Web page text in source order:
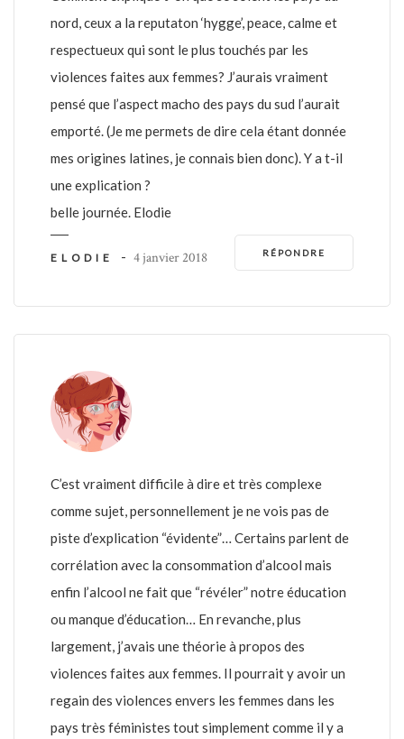
nord, ceux a la reputaton ‘hygge’, peace, calme et
respectueux qui sont le plus touchés par les
violences faites aux femmes? J’aurais vraiment
pensé que l’aspect macho des pays du sud l’aurait
emporté. (Je me permets de dire cela étant donnée
mes origines latines, je connais bien donc). Y a t-il
une explication ?
belle journée. Elodie
RÉPONDRE
ELODIE - 4 janvier 2018
C’est vraiment difficile à dire et très complexe
comme sujet, personnellement je ne vois pas de
piste d’explication “évidente”… Certains parlent de
corrélation avec la consommation d’alcool mais
enfin l’alcool ne fait que “révéler” notre éducation
ou manque d’éducation… En revanche, plus
largement, j’avais une théorie à propos des
violences faites aux femmes. Il pourrait y avoir un
regain des violences envers les femmes dans les
pays très féministes tout simplement comme il y a